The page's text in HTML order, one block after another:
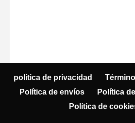
política de privacidad
Política de envíos
Política
Política de